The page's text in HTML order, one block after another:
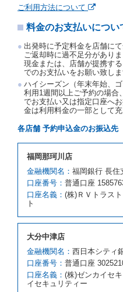
約申込金を返還するも
若しくは当社のいずれ
たものとします。この
金を返還するものとし
第５条（代替レンタカ
当社は、借受人から予
カーを貸し渡すことが
車種クラスのレンタカ
いいます。）の貸渡し
とします。
借受人が前項の申入れ
クラスを除き予約時と
携先の代替レンタカー
お、代替レンタカーの
スの貸渡料金より高く
スの貸渡料金によるも
の車種クラスの貸渡料
借受人は、第１項の代
を拒絶し、予約を取り
す。
前項の場合、第１項の
因が、当社の責に帰す
４項の予約の取消しと
ご利用方法について
料金のお支払いについ
出発時に予定料金を店舗に
ご返却時に過不足分があり
現金または、店舗が提携す
でのお支払いをお願い致しま
ハイシーズン（年末年始、
利用1週間以上ご予約の場合
でお支払い又は指定口座へ
金は利用料金の一部として
各店舗 予約申込金のお振込先
福岡那珂川店
金融機関名： 福岡銀行 長住
口座番号： 普通口座
口座名義： (株)ＲＶトラス
ト
大分中津店
金融機関名： 西日本シティ
口座番号： 普通口座
口座名義： (株)ゼンカイセ
イセキュリティー